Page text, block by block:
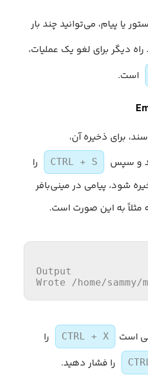
یا پیام، می‌توانید چند بار
دیگر برای لغو یک عملیات،
است.
برای ذخیره آن،
و سپس CTRL + S
را
شود، پیامی در مینی‌بافر
به این صورت است.
Output
Wrote
/home/
CTRL + X
را
را فشار دهید.